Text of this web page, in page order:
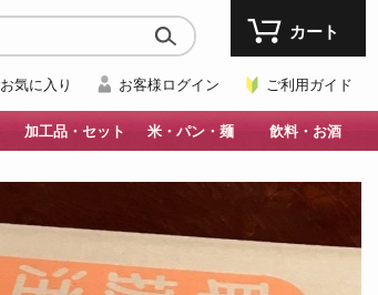
お気に入り お客様ログイン ご利用ガイド
カート
加工品・セット 米・パン・麺 飲料・お酒